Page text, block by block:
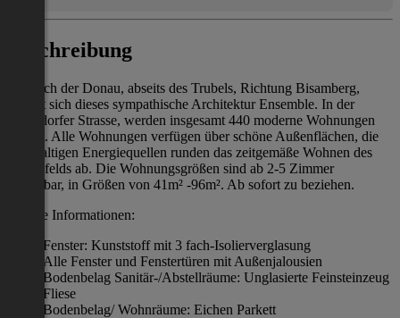
Beschreibung
Nördlich der Donau, abseits des Trubels, Richtung Bisamberg,
befinet sich dieses sympathische Architektur Ensemble. In der
Gerasdorfer Strasse, werden insgesamt 440 moderne Wohnungen
gebaut. Alle Wohnungen verfügen über schöne Außenflächen, die
nachhaltigen Energiequellen runden das zeitgemäße Wohnen des
Hirschfelds ab. Die Wohnungsgrößen sind ab 2-5 Zimmer
verfügbar, in Größen von 41m² -96m². Ab sofort zu beziehen.
weitere Informationen:
Fenster: Kunststoff mit 3 fach-Isolierverglasung
Alle Fenster und Fenstertüren mit Außenjalousien
Bodenbelag Sanitär-/Abstellräume: Unglasierte Feinsteinzeug
Fliese
Bodenbelag/ Wohnräume: Eichen Parkett